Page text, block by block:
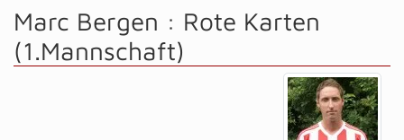
Marc Bergen : Rote Karten
(1.Mannschaft)